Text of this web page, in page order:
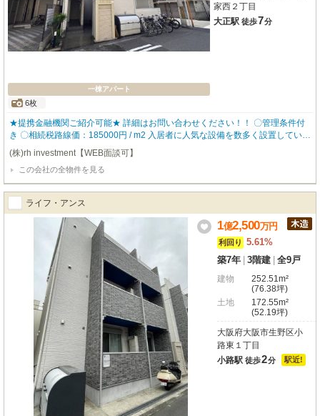
一棟アパート
6枚
家西２丁目
大正駅 徒歩7分
★提携金融機関ご紹介可能★ 詳細はお問い合わせください！！ 〇管理条件付
き 〇相続税路線価：185000円 / m2 入居者に人気な設備を数多く設置している
ので、入居率も高く どなたにも気に入って頂ける物件となっております。 ▼
物件仕様▼ ☆全室IoT完備の利便性が高いアパート ・スマホ対応可能なオート
ロック ・窓に取り付ける防犯センサー ・あらゆる家電が操作できるスマート
リモコン ・バストイレ別 ・追い炊き機能 ・独立洗面台 ・TVモニタ付きイン
ターホン 【robothomeグループ】 ・東証上場企業グループ会社 ・仕入、設
計、施工、販売、管理、ワンストップ ・金融機関のご相談も承ります。
(株)rh investment【WEB面談可】
この会社の全物件を見る
ライフ・アンス
1億2,500万円
利回り
5.61%
築7年 3階建 全9戸
建物
252.51m²
(76.38坪)
土地
172.55m²
(52.19坪)
大阪府大阪市生野区小
路東１丁目
小路駅 徒歩2分 駅近!